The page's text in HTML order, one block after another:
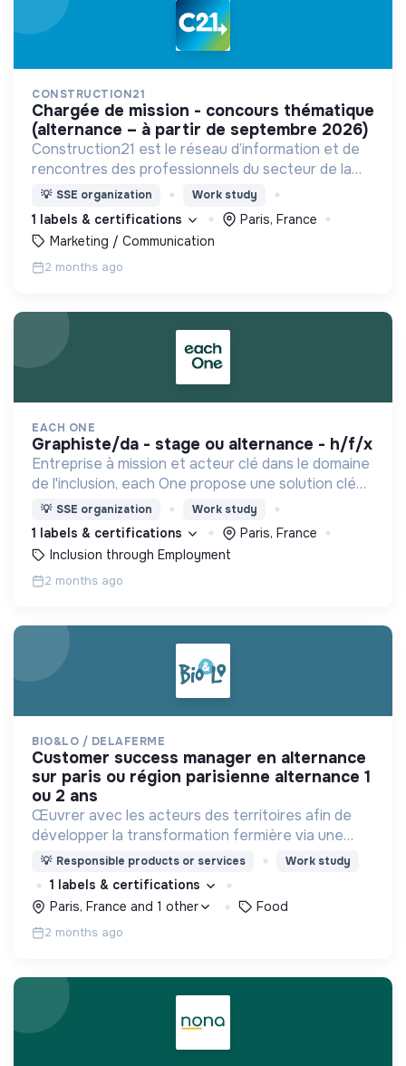
CONSTRUCTION21
chargée de mission - concours thématique
(alternance – à partir de septembre 2026)
Construction21 est le réseau d’information et de
rencontres des professionnels du secteur de la
construction durable.
💡 SSE organization Work study
1 labels & certifications
Paris, France
Marketing / Communication
2 months ago
EACH ONE
graphiste/da - stage ou alternance - h/f/x
Entreprise à mission et acteur clé dans le domaine
de l'inclusion, each One propose une solution clé
en main de recrutement et de formation dédiée
aux personnes réfugiées et éloignées de l’emploi.
💡 SSE organization Work study
1 labels & certifications
Paris, France
Inclusion through Employment
2 months ago
BIO&LO / DELAFERME
customer success manager en alternance
sur paris ou région parisienne alternance 1
ou 2 ans
Œuvrer avec les acteurs des territoires afin de
développer la transformation fermière via une
offre bio/équitable qui remonte plus de valeur
pour les fermes, en sortant du contentant à usage
unique
💡 Responsible products or services Work study
1 labels & certifications
Paris, France and 1 other
Food
2 months ago